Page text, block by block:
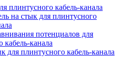
плинтусного кабель-канала
на стык для плинтусного
потенциалов для
кабель-канала
для плинтусного кабель-канала